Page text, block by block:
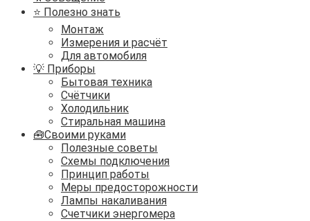
⭐ Полезно знать
Монтаж
Измерения и расчёт
Для автомобиля
💡 Приборы
Бытовая техника
Счётчики
Холодильник
Стиральная машина
🧰Своими руками
Полезные советы
Схемы подключения
Принцип работы
Меры предосторожности
Лампы накаливания
Счетчики энергомера